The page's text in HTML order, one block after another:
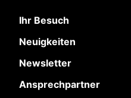
Ihr Besuch
Neuigkeiten
Newsletter
Ansprechpartner